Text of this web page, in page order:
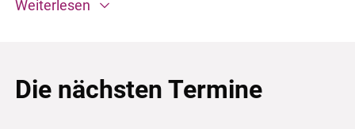
Weiterlesen
Die nächsten Termine